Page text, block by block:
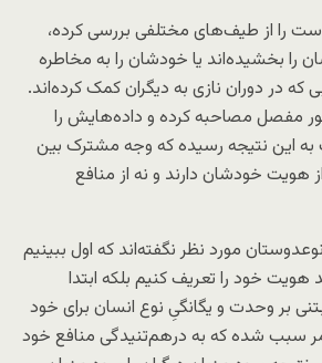
۲۵ نوع‌دوست را از طیف‌های مختلفی بررسی کرده،
را بخشیده‌اند یا خودشان را به مخاطره
که در دوران نازی به دیگران کمک کرده‌اند.
طور مفصل مصاحبه کرده و داده‌هایش را
به این نتیجه رسیده که وجه مشترک بین
هویت خودشان دارند و نه از منافع
مورد نظر نگفته‌اند که اول ببینیم
هویت خود را تعریف کنیم بلکه ابتدا
بر وحدت و یگانگیِ نوع انسان برای خود
سبب شده که به درهم‌تنیدگی منافع خود